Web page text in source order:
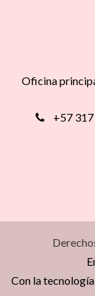
Oficina
+57
Con la